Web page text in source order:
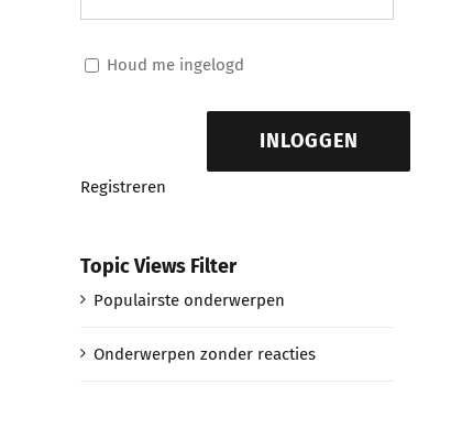
Houd me ingelogd
INLOGGEN
Registreren
Topic Views Filter
Populairste onderwerpen
Onderwerpen zonder reacties